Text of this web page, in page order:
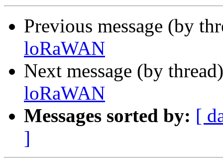
Previous message (by
loRaWAN
Next message (by
loRaWAN
Messages sorted by: [
]